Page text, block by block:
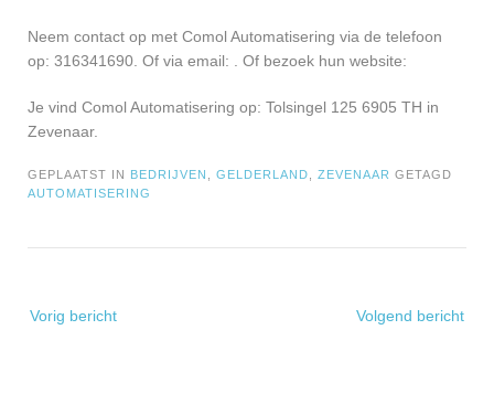
Neem contact op met Comol Automatisering via de telefoon
op: 316341690. Of via email:
. Of bezoek hun website:
Je vind Comol Automatisering op: Tolsingel 125 6905 TH in
Zevenaar.
GEPLAATST IN BEDRIJVEN GELDERLAND ZEVENAAR GETAGD
AUTOMATISERING
navigatie
Vorig bericht Volgend bericht